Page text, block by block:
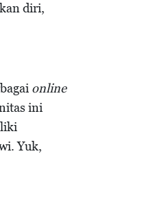
diri,
online
ini
Yuk,